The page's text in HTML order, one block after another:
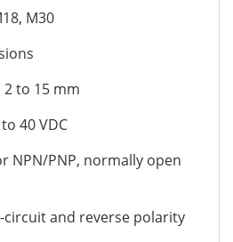
M30
2 to 15 mm
40 VDC
NPN/PNP, normally open
circuit and reverse polarity